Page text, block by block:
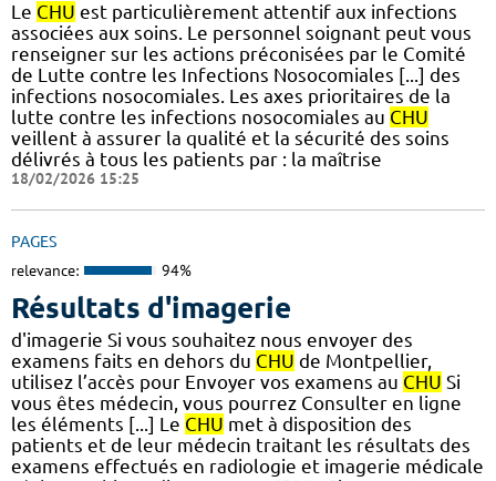
Le CHU est particulièrement attentif aux infections
associées aux soins. Le personnel soignant peut vous
renseigner sur les actions préconisées par le Comité
de Lutte contre les Infections Nosocomiales [...] des
infections nosocomiales. Les axes prioritaires de la
lutte contre les infections nosocomiales au CHU
veillent à assurer la qualité et la sécurité des soins
délivrés à tous les patients par : la maîtrise
18/02/2026 15:25
PAGES
relevance: 94%
Résultats d'imagerie
d'imagerie Si vous souhaitez nous envoyer des
examens faits en dehors du CHU de Montpellier,
utilisez l’accès pour Envoyer vos examens au CHU Si
vous êtes médecin, vous pourrez Consulter en ligne
les éléments [...] Le CHU met à disposition des
patients et de leur médecin traitant les résultats des
examens effectués en radiologie et imagerie médicale